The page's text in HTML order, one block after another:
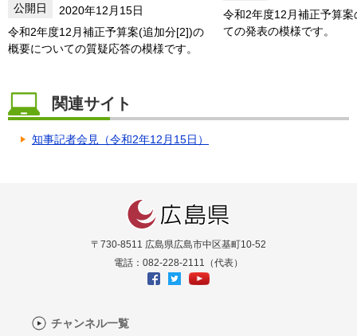
2020年12月15日
令和2年度12月補正予算案(追加分[2])の
概要についての質疑応答の模様です。
令和2年度12月補正予算
ての発表の模様です。
関連サイト
知事記者会見（令和2年12月15日）
〒730-8511 広島県広島市中区基町10-52
電話：082-228-2111（代表）
チャンネル一覧